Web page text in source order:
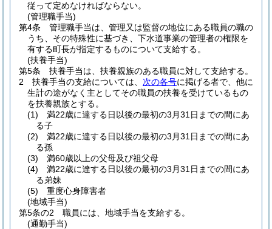
従って定めなければならない。
(管理職手当)
第4条
管理職手当は、管理又は監督の地位にある職員の職の
うち、その特殊性に基づき、下水道事業の管理者の権限を
有する町長が指定するものについて支給する。
(扶養手当)
第5条
扶養手当は、扶養親族のある職員に対して支給する。
2
扶養手当の支給については、 次の各号に掲げる者で、他に
生計の途がなく主としてその職員の扶養を受けているもの
を扶養親族とする。
(1)
満22歳に達する日以後の最初の3月31日までの間にあ
る子
(2)
満22歳に達する日以後の最初の3月31日までの間にあ
る孫
(3)
満60歳以上の父母及び祖父母
(4)
満22歳に達する日以後の最初の3月31日までの間にあ
る弟妹
(5)
重度心身障害者
(地域手当)
第5条の2
職員には、地域手当を支給する。
(通勤手当)